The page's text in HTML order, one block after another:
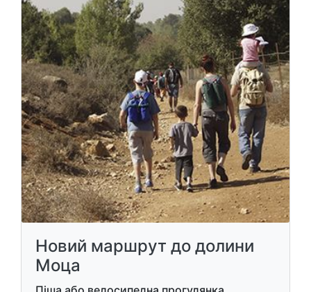
Новий маршрут до долини
Моца